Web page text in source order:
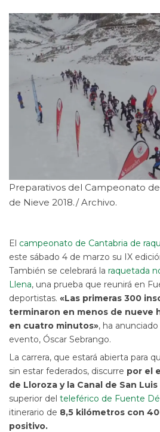
Preparativos del Campeonato
de Nieve 2018./ Archivo.
El campeonato de Cantabria de
este sábado 4 de marzo su IX
También se celebrará la raquetada
Llena, una prueba que reunirá en
deportistas. «Las primeras 300
terminaron en menos de nueve
en cuatro minutos», ha
evento, Óscar Sebrango.
La carrera, que estará abierta para
sin estar federados, discurre por el
de Lloroza y la Canal de San Luis
superior del teleférico de Fuente
itinerario de 8,5 kilómetros con
positivo.